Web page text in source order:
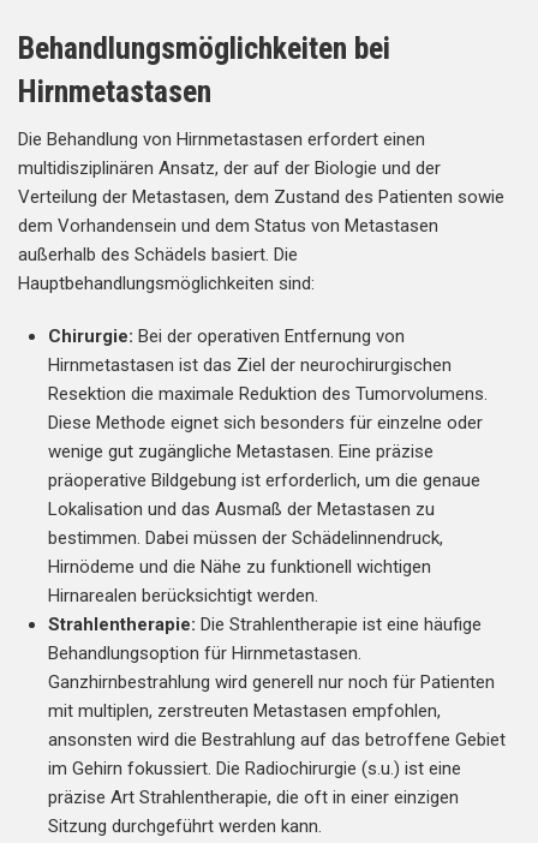
Behandlungsmöglichkeiten bei
Hirnmetastasen
Die Behandlung von Hirnmetastasen erfordert einen
multidisziplinären Ansatz, der auf der Biologie und der
Verteilung der Metastasen, dem Zustand des Patienten sowie
dem Vorhandensein und dem Status von Metastasen
außerhalb des Schädels basiert. Die
Hauptbehandlungsmöglichkeiten sind:
Chirurgie: Bei der operativen Entfernung von
Hirnmetastasen ist das Ziel der neurochirurgischen
Resektion die maximale Reduktion des Tumorvolumens.
Diese Methode eignet sich besonders für einzelne oder
wenige gut zugängliche Metastasen. Eine präzise
präoperative Bildgebung ist erforderlich, um die genaue
Lokalisation und das Ausmaß der Metastasen zu
bestimmen. Dabei müssen der Schädelinnendruck,
Hirnödeme und die Nähe zu funktionell wichtigen
Hirnarealen berücksichtigt werden.
Strahlentherapie: Die Strahlentherapie ist eine häufige
Behandlungsoption für Hirnmetastasen.
Ganzhirnbestrahlung wird generell nur noch für Patienten
mit multiplen, zerstreuten Metastasen empfohlen,
ansonsten wird die Bestrahlung auf das betroffene Gebiet
im Gehirn fokussiert. Die Radiochirurgie (s.u.) ist eine
präzise Art Strahlentherapie, die oft in einer einzigen
Sitzung durchgeführt werden kann.